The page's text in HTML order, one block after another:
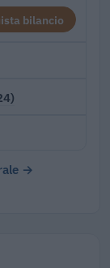
bilancio
→